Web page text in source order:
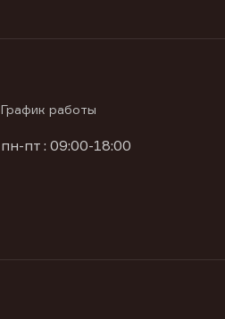
График работы
пн-пт : 09:00-18:00